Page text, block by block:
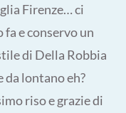
Firenze… ci
e conservo un
di Della Robbia
da lontano eh?
riso e grazie di